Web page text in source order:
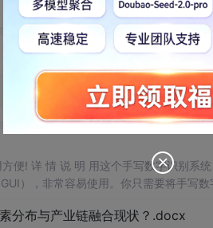
转发到动态 举报
便! 详 情 说 明 用这个手写数字识别系
），非常容易使用。你只需要将手写
分布与产业链融合现状？.docx